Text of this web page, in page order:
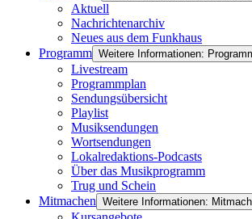
Aktuell
Nachrichtenarchiv
Neues aus dem Funkhaus
Programm Weitere Informationen:
Livestream
Programmplan
Sendungsübersicht
Playlist
Musiksendungen
Wortsendungen
Lokalredaktions-Podcasts
Über das Musikprogramm
Trug und Schein
Mitmachen Weitere Informationen: